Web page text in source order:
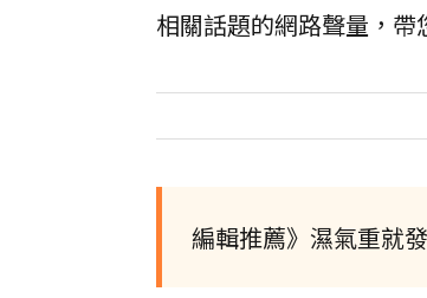
相關話題的網路聲量，帶
編輯推薦》濕氣重就